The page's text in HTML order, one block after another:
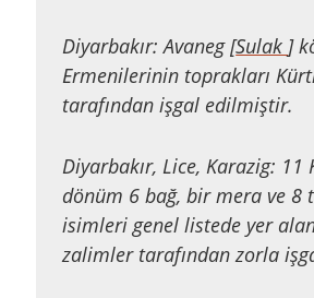
Diyarbakır: Avaneg [Sulak ]
Ermenilerinin toprakları
tarafından işgal edilmiştir.
Diyarbakır, Lice, Karazig: 11
dönüm 6 bağ, bir mera ve 8
isimleri genel listede yer
zalimler tarafından zorla